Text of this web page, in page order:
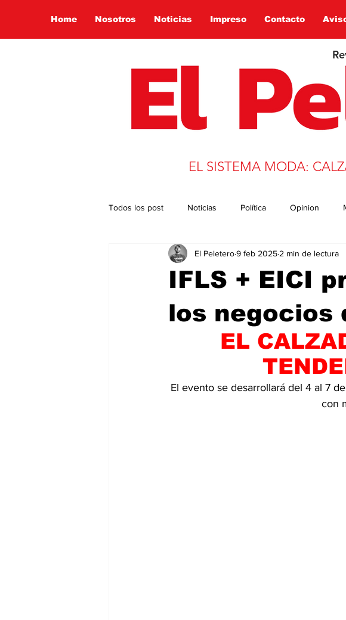
Home Nosotros Noticias Impreso Contacto
EL SISTEMA MODA:
Todos los post Noticias Política Opinion
Presidencia 2022 Globalización Salud
IFLS + EICI
los negocios
El Peletero9 feb 2025 2 min de lectura
EL
El evento se desarrollará del 4 al 7
con